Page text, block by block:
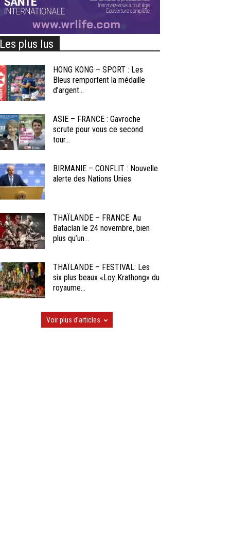
Les plus lus
HONG KONG – SPORT : Les
Bleus remportent la médaille
d’argent...
ASIE – FRANCE : Gavroche
scrute pour vous ce second
tour...
BIRMANIE – CONFLIT : Nouvelle
alerte des Nations Unies
THAÏLANDE – FRANCE: Au
Bataclan le 24 novembre, bien
plus qu’un...
THAÏLANDE – FESTIVAL: Les
six plus beaux «Loy Krathong» du
royaume...
Voir plus d'articles